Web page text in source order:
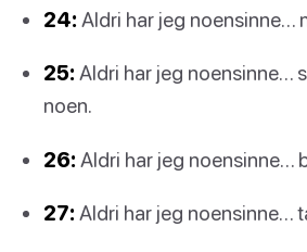
24: Aldri har jeg noensinne…
25: Aldri har jeg noensinne…
noen.
26: Aldri har jeg noensinne…
27: Aldri har jeg noensinne…